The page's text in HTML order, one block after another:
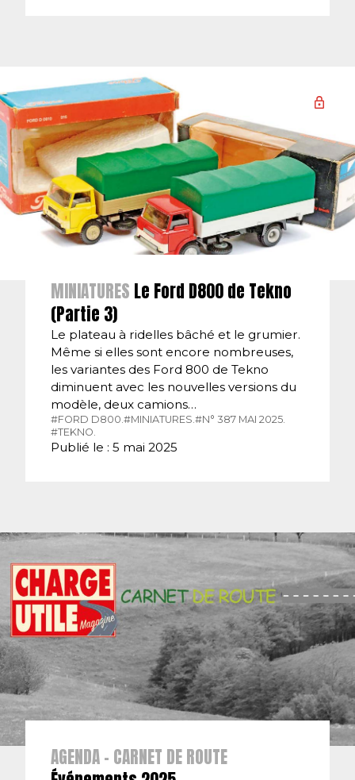
MINIATURES Le Ford D800 de Tekno
(Partie 3)
Le plateau à ridelles bâché et le grumier.
Même si elles sont encore nombreuses,
les variantes des Ford 800 de Tekno
diminuent avec les nouvelles versions du
modèle, deux camions…
#FORD D800.#MINIATURES.#N° 387 MAI 2025.
#TEKNO.
Publié le : 5 mai 2025
AGENDA - CARNET DE ROUTE